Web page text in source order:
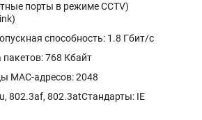
порты в режиме CCTV)
способность: 1.8 Гбит/с
768 Кбайт
MAC-адресов: 2048
802.3af, 802.3atСтандарты: IE